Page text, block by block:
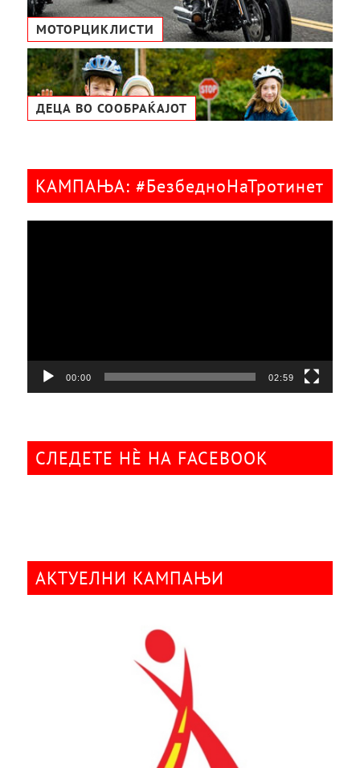
МОТОРЦИКЛИСТИ
ДЕЦА ВО СООБРАЌАЈОТ
КАМПАЊА: #БезбедноНаТротинет
00:00 02:59
СЛЕДЕТЕ НÈ НА FACEBOOK
АКТУЕЛНИ КАМПАЊИ